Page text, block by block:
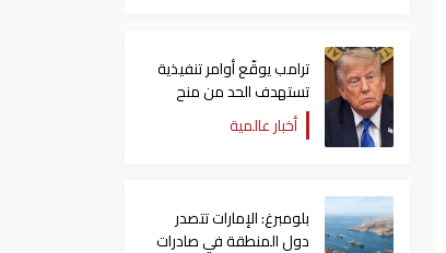
ترامب يوقّع أوامر تنفيذية
تستهدف الحد من منح
الجنسية الأمريكية بالولادة
أخبار عالمية
بلومبرغ: الإمارات تتصدر
دول المنطقة في صادرات